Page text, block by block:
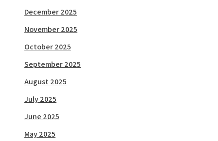
December 2025
November 2025
October 2025
September 2025
August 2025
July 2025
June 2025
May 2025